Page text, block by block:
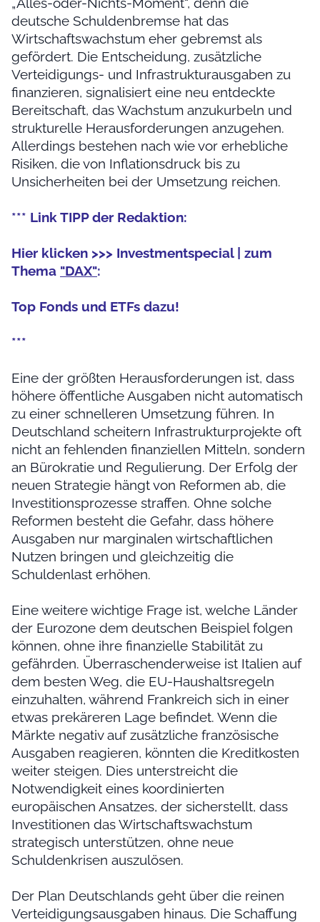
deutsche Schuldenbremse hat das
Wirtschaftswachstum eher gebremst als
gefördert. Die Entscheidung, zusätzliche
Verteidigungs- und Infrastrukturausgaben zu
finanzieren, signalisiert eine neu entdeckte
Bereitschaft, das Wachstum anzukurbeln und
strukturelle Herausforderungen anzugehen.
Allerdings bestehen nach wie vor erhebliche
Risiken, die von Inflationsdruck bis zu
Unsicherheiten bei der Umsetzung reichen.
*** Link TIPP der Redaktion:
Hier klicken >>> Investmentspecial | zum
Thema "DAX":
Top Fonds und ETFs dazu!
***
Eine der größten Herausforderungen ist, dass
höhere öffentliche Ausgaben nicht automatisch
zu einer schnelleren Umsetzung führen. In
Deutschland scheitern Infrastrukturprojekte oft
nicht an fehlenden finanziellen Mitteln, sondern
an Bürokratie und Regulierung. Der Erfolg der
neuen Strategie hängt von Reformen ab, die
Investitionsprozesse straffen. Ohne solche
Reformen besteht die Gefahr, dass höhere
Ausgaben nur marginalen wirtschaftlichen
Nutzen bringen und gleichzeitig die
Schuldenlast erhöhen.
Eine weitere wichtige Frage ist, welche Länder
der Eurozone dem deutschen Beispiel folgen
können, ohne ihre finanzielle Stabilität zu
gefährden. Überraschenderweise ist Italien auf
dem besten Weg, die EU-Haushaltsregeln
einzuhalten, während Frankreich sich in einer
etwas prekäreren Lage befindet. Wenn die
Märkte negativ auf zusätzliche französische
Ausgaben reagieren, könnten die Kreditkosten
weiter steigen. Dies unterstreicht die
Notwendigkeit eines koordinierten
europäischen Ansatzes, der sicherstellt, dass
Investitionen das Wirtschaftswachstum
strategisch unterstützen, ohne neue
Schuldenkrisen auszulösen.
Der Plan Deutschlands geht über die reinen
Verteidigungsausgaben hinaus. Die Schaffung